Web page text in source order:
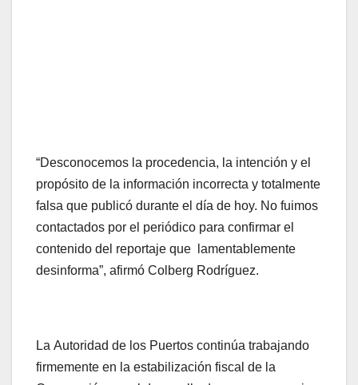
“Desconocemos la procedencia, la intención y el
propósito de la información incorrecta y totalmente
falsa que publicó durante el día de hoy. No fuimos
contactados por el periódico para confirmar el
contenido del reportaje que lamentablemente
desinforma”, afirmó Colberg Rodríguez.
La Autoridad de los Puertos continúa trabajando
firmemente en la estabilización fiscal de la